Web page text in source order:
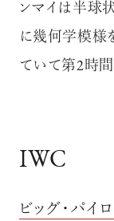
ンマイは半球
に幾何学模様
ていて第2時間
IWC
ビッグ・パイ